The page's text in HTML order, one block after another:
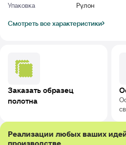
Упаковка
Рулон
Смотреть все характеристики
Заказать образец
полотна
Реализации любых ваших
производстве